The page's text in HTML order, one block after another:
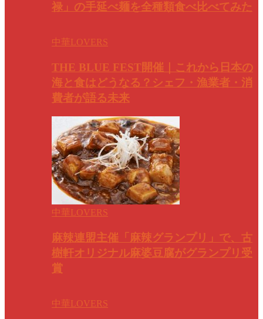
禄」の手延べ麺を全種類食べ比べてみた
中華LOVERS
THE BLUE FEST開催｜これから日本の
海と食はどうなる？シェフ・漁業者・消
費者が語る未来
中華LOVERS
麻辣連盟主催「麻辣グランプリ」で、古
樹軒オリジナル麻婆豆腐がグランプリ受
賞
中華LOVERS